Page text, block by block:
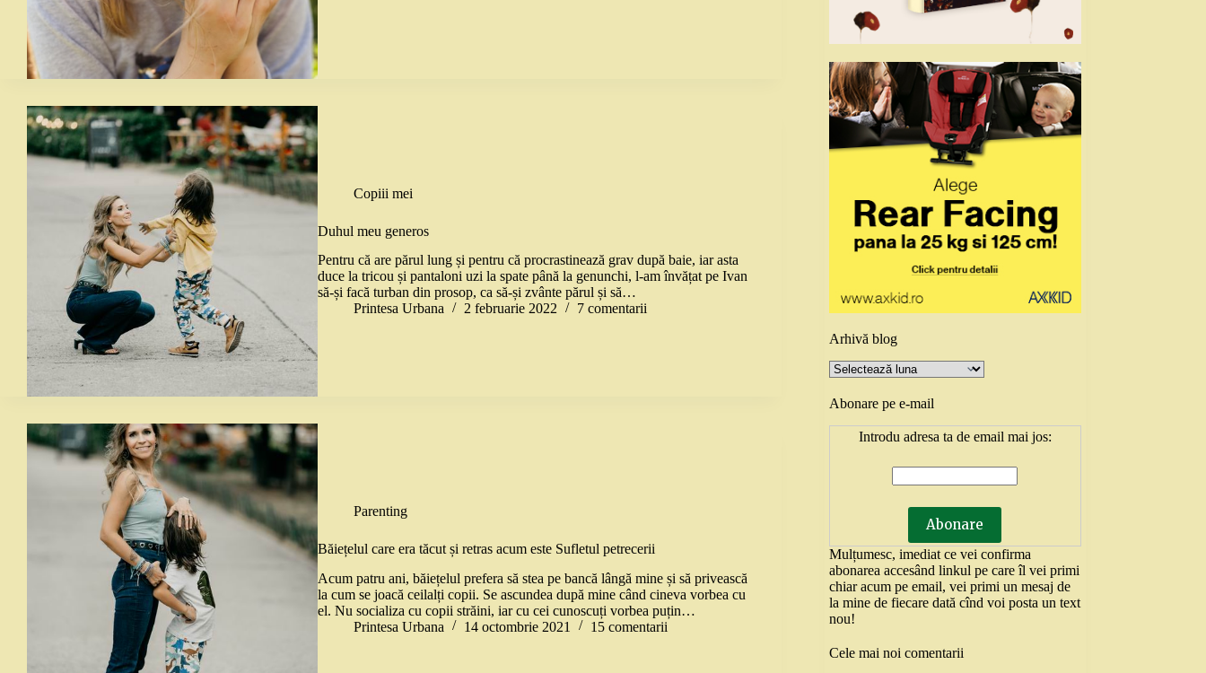
Copiii mei
Duhul meu generos
Pentru că are părul lung și pentru că procrastinează grav după baie, iar asta
duce la tricou și pantaloni uzi la spate până la genunchi, l-am învățat pe Ivan
să-și facă turban din prosop, ca să-și zvânte părul și să…
Printesa Urbana
2 februarie 2022 7 comentarii
Parenting
Băiețelul care era tăcut și retras acum este Sufletul petrecerii
Acum patru ani, băiețelul prefera să stea pe bancă lângă mine și să privească
la cum se joacă ceilalți copii. Se ascundea după mine când cineva vorbea cu
el. Nu socializa cu copii străini, iar cu cei cunoscuți vorbea puțin…
Printesa Urbana
14 octombrie 2021 15 comentarii
Arhivă blog
Arhivă
blog
Abonare pe e-mail
Introdu adresa ta de email mai jos:
Mulțumesc, imediat ce vei confirma
abonarea accesând linkul pe care îl vei primi
chiar acum pe email, vei primi un mesaj de
la mine de fiecare dată cînd voi posta un text
nou!
Cele mai noi comentarii